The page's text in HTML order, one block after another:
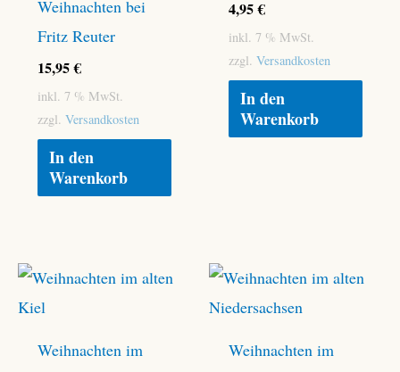
Weihnachten bei
Fritz Reuter
15,95€
inkl. 7 % MwSt.
zzgl. Versandkosten
In den
Warenkorb
4,95€
inkl. 7 % MwSt.
zzgl. Versandkosten
In den
Warenkorb
Weihnachten im
Weihnachten im